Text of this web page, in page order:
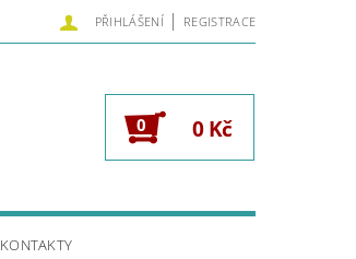
PŘIHLÁŠENÍ | REGISTRACE
0 0 Kč
KONTAKTY